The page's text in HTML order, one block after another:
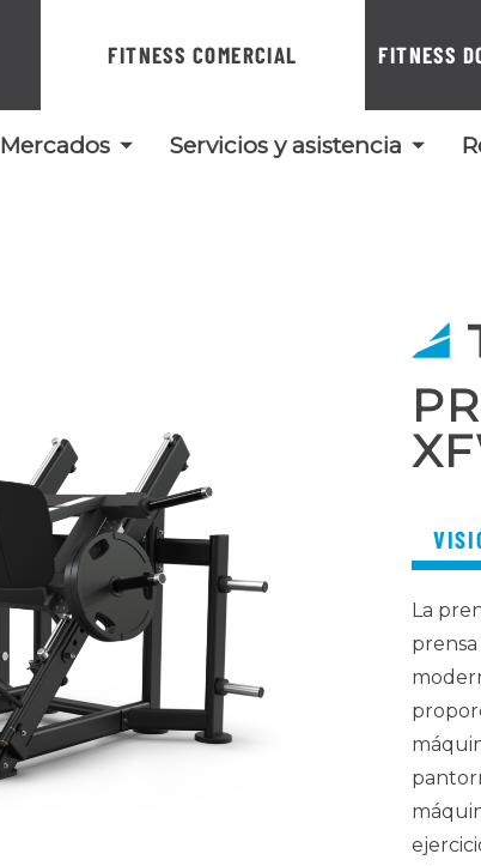
FITNESS COMERCIAL FITNESS
Mercados Servicios y asistencia
La